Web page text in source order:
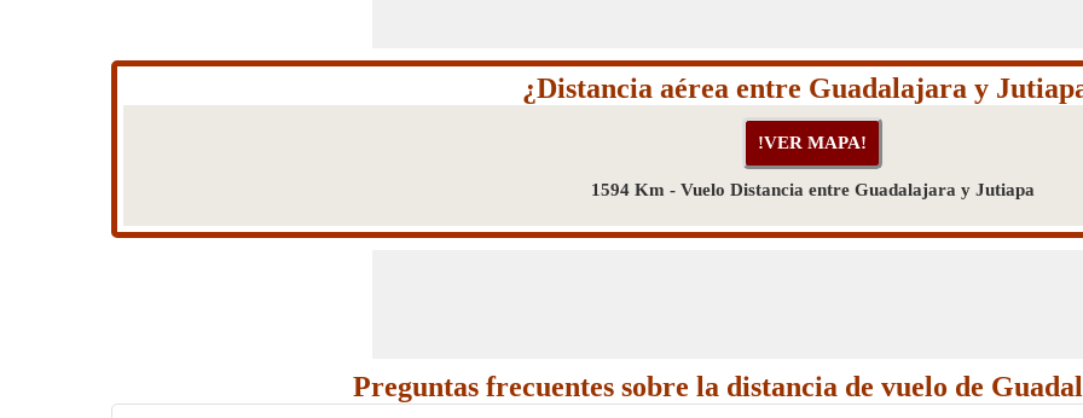
¿Distancia aérea entre Guadalajara y
1594 Km - Vuelo Distancia entre Guadalajara y Jutiapa
Preguntas frecuentes sobre la distancia de vuelo de